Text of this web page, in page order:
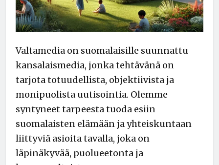
Valtamedia on suomalaisille suunnattu
kansalaismedia, jonka tehtävänä on
tarjota totuudellista, objektiivista ja
monipuolista uutisointia. Olemme
syntyneet tarpeesta tuoda esiin
suomalaisten elämään ja yhteiskuntaan
liittyviä asioita tavalla, joka on
läpinäkyvää, puolueetonta ja